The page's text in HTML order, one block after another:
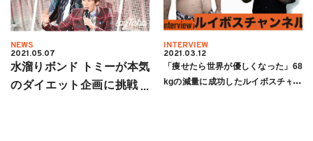
NEWS
2021.05.07
水溜りボンド トミーが本気
のダイエット企画に挑戦！
INTERVIEW
2021.03.12
「痩せたら世界が優しくなった」68
kgの減量に成功したルイボスチャン